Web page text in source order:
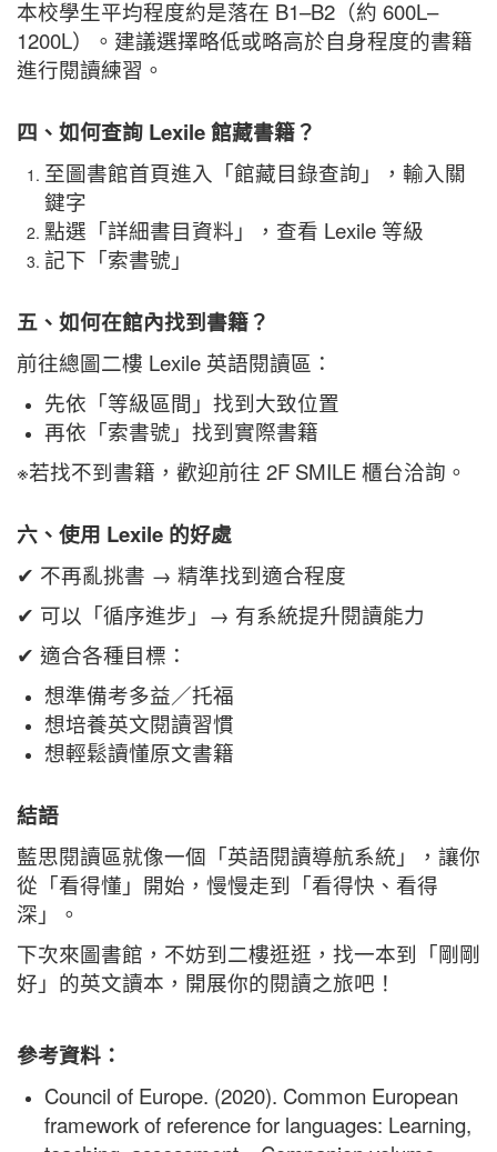
本校學生平均程度約是落在 B1–B2（約 600L–
1200L）。建議選擇略低或略高於自身程度的書籍
進行閱讀練習。
四、如何查詢 Lexile 館藏書籍？
至圖書館首頁進入「館藏目錄查詢」，輸入關
鍵字
點選「詳細書目資料」，查看 Lexile 等級
記下「索書號」
五、如何在館內找到書籍？
前往總圖二樓 Lexile 英語閱讀區：
先依「等級區間」找到大致位置
再依「索書號」找到實際書籍
※若找不到書籍，歡迎前往 2F SMILE 櫃台洽詢。
六、使用 Lexile 的好處
✔ 不再亂挑書 → 精準找到適合程度
✔ 可以「循序進步」→ 有系統提升閱讀能力
✔ 適合各種目標：
想準備考多益／托福
想培養英文閱讀習慣
想輕鬆讀懂原文書籍
結語
藍思閱讀區就像一個「英語閱讀導航系統」，讓你
從「看得懂」開始，慢慢走到「看得快、看得
深」。
下次來圖書館，不妨到二樓逛逛，找一本到「剛剛
好」的英文讀本，開展你的閱讀之旅吧！
參考資料：
Council of Europe. (2020). Common European
framework of reference for languages: Learning,